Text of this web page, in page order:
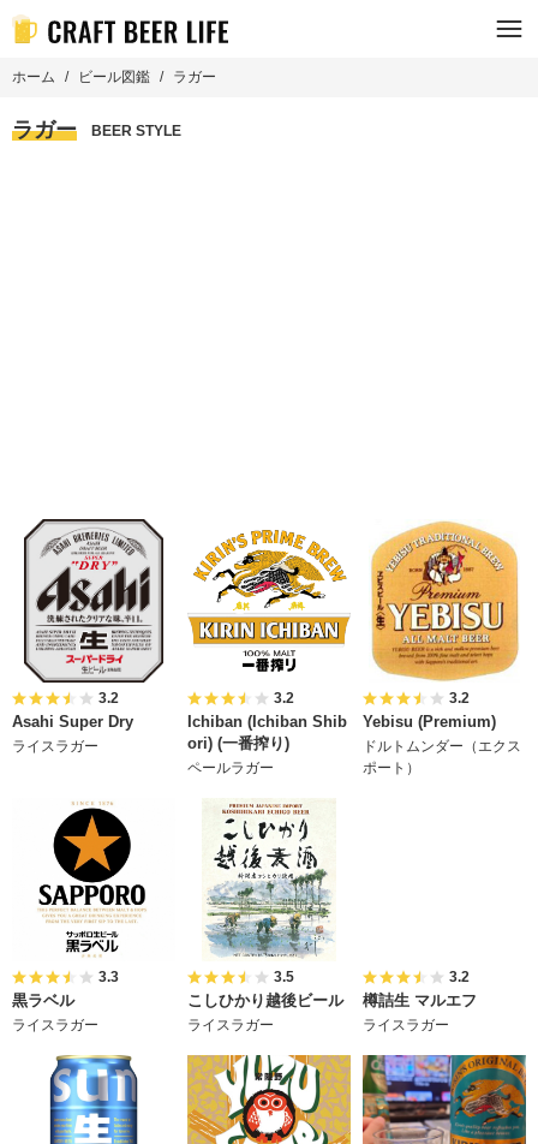
ホーム ビール図鑑 ラガー
ラガー BEER STYLE
3.2
Asahi Super Dry
ライスラガー
3.2
Ichiban (Ichiban Shib
ori) (一番搾り)
ペールラガー
3.2
Yebisu (Premium)
ドルトムンダー（エクス
ポート）
3.3
黒ラベル
ライスラガー
3.5
こしひかり越後ビール
ライスラガー
3.2
樽詰生 マルエフ
ライスラガー